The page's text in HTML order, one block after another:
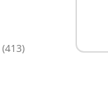
(413)